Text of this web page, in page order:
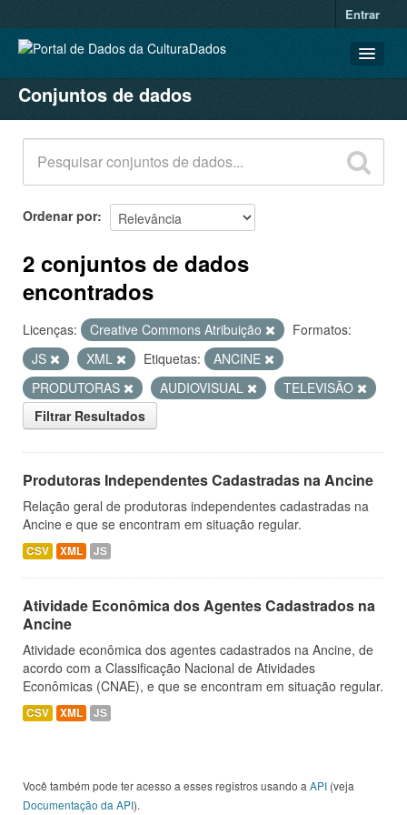
Entrar
CONJUNTOS DE DADOS
ORGANIZAÇÕES
GRUPOS
SOBRE
Conjuntos de dados
Ordenar por
2 conjuntos de dados
encontrados
Licenças: Creative Commons Atribuição
Formatos:
JS
XML Etiquetas:
ANCINE
PRODUTORAS
AUDIOVISUAL
TELEVISÃO
Filtrar Resultados
Produtoras Independentes Cadastradas na Ancine
Relação geral de produtoras independentes cadastradas na
Ancine e que se encontram em situação regular.
CSV XML JS
Atividade Econômica dos Agentes Cadastrados na
Ancine
Atividade econômica dos agentes cadastrados na Ancine, de
acordo com a Classificação Nacional de Atividades
Econômicas (CNAE), e que se encontram em situação regular.
CSV XML JS
Você também pode ter acesso a esses registros usando a API (veja
Documentação da API).